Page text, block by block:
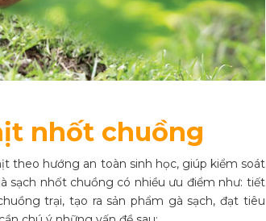
nhốt chuồng
theo hướng an toàn sinh học, giúp kiểm soát
sạch nhốt chuồng có nhiều ưu điểm như: tiết
trại, tạo ra sản phẩm gà sạch, đạt tiêu